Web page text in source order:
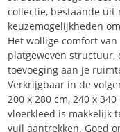
collectie, bestaande
keuzemogelijkheden
Het wollige comfort
platgeweven structuur,
toevoeging aan je
Verkrijgbaar in de
200 x 280 cm, 240 x
vloerkleed is makkelijk
vuil aantrekken. Goed